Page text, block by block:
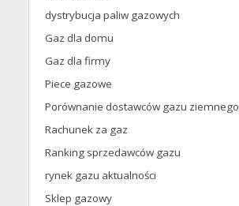
dystrybucja paliw gazowych
Gaz dla domu
Gaz dla firmy
Piece gazowe
Porównanie dostawców gazu ziemnego
Rachunek za gaz
Ranking sprzedawców gazu
rynek gazu aktualności
Sklep gazowy